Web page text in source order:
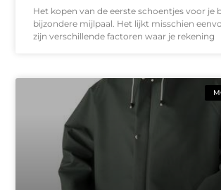
Het kopen van de eerste schoentjes voor je
bijzondere mijlpaal. Het lijkt misschien
zijn verschillende factoren waar je rekening